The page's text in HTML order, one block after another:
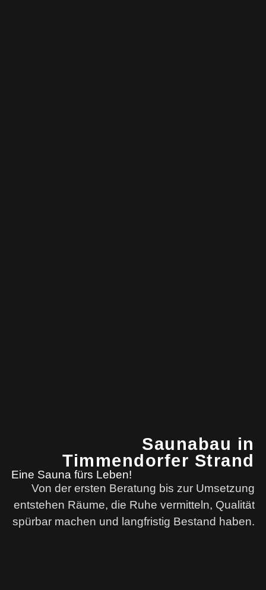
Saunabau in
Timmendorfer Strand
Eine Sauna fürs Leben!
Von der ersten Beratung bis zur Umsetzung
entstehen Räume, die Ruhe vermitteln, Qualität
spürbar machen und langfristig Bestand haben.